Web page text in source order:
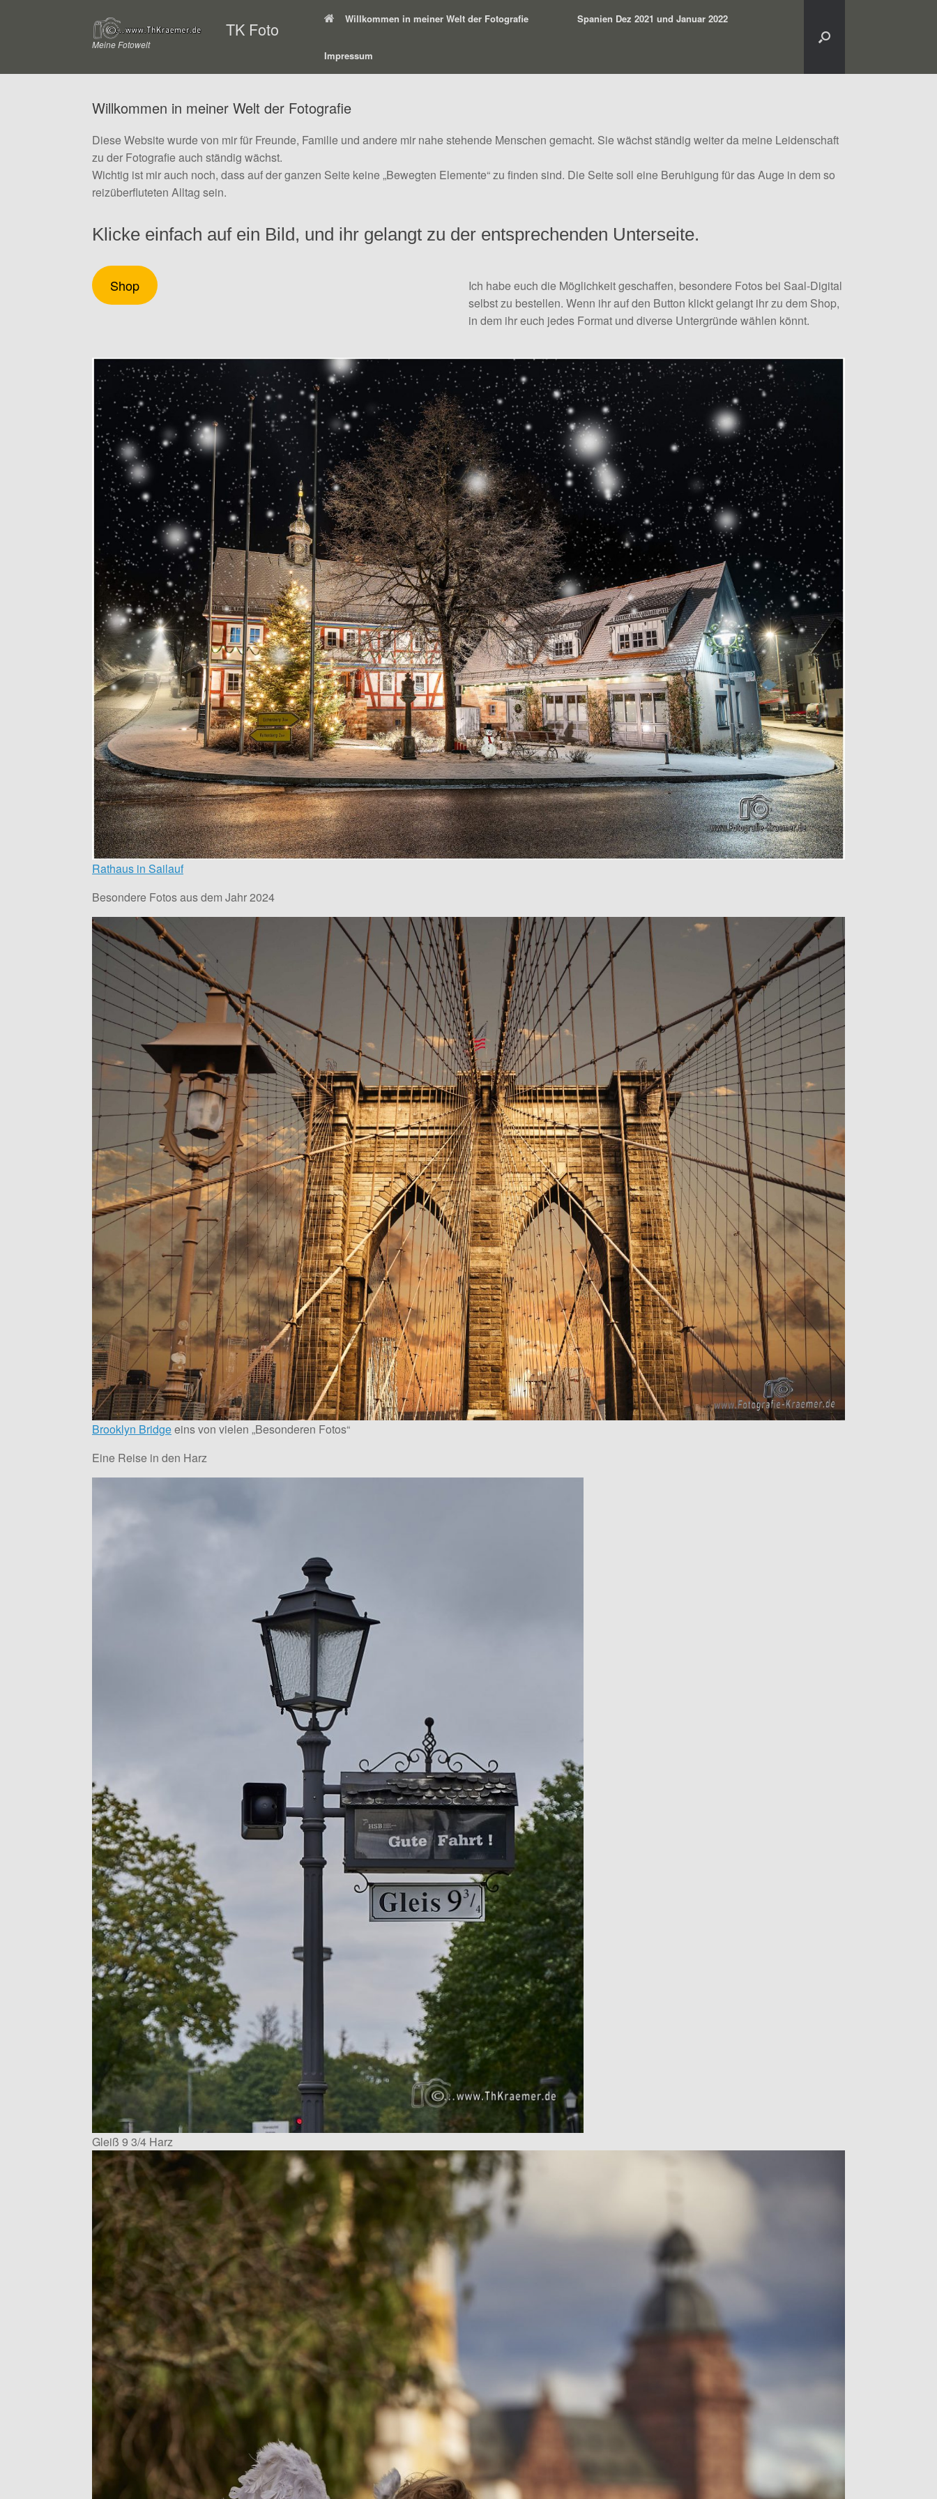
TK Foto
Meine Fotowelt
Willkommen in meiner Welt der Fotografie Spanien Dez 2021 und Januar 2022
Impressum
Willkommen in meiner Welt der Fotografie
Diese Website wurde von mir für Freunde, Familie und andere mir nahe stehende Menschen gemacht. Sie wächst ständig weiter da meine Leidenschaft
zu der Fotografie auch ständig wächst.
Wichtig ist mir auch noch, dass auf der ganzen Seite keine „Bewegten Elemente“ zu finden sind. Die Seite soll eine Beruhigung für das Auge in dem so
reizüberfluteten Alltag sein.
Klicke einfach auf ein Bild, und ihr gelangt zu der entsprechenden Unterseite.
Shop
Ich habe euch die Möglichkeit geschaffen, besondere Fotos bei Saal-Digital
selbst zu bestellen. Wenn ihr auf den Button klickt gelangt ihr zu dem Shop,
in dem ihr euch jedes Format und diverse Untergründe wählen könnt.
Rathaus in Sailauf
Besondere Fotos aus dem Jahr 2024
Brooklyn Bridgeeins von vielen „Besonderen Fotos“
Eine Reise in den Harz
Gleiß 9 3/4 Harz